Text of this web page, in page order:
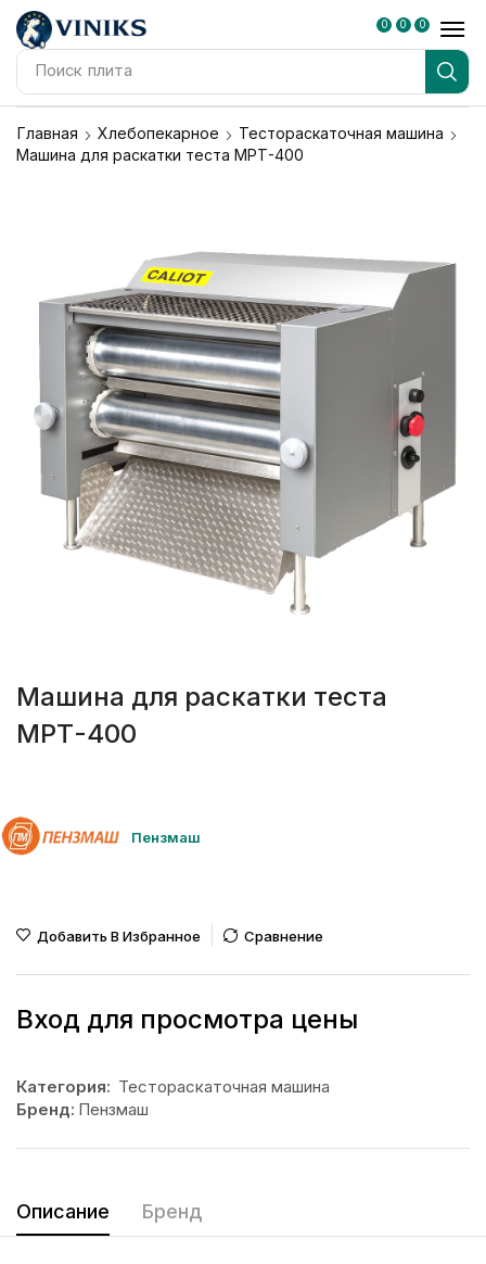
Поиск блендер
0 0 0
Главная Хлебопекарное
Тестораскаточная машина
Машина для раскатки теста МРТ-400
Машина для раскатки теста
МРТ-400
Пензмаш
Добавить В Избранное Сравнение
Вход для просмотра цены
Категория: Тестораскаточная машина
Бренд: Пензмаш
Описание Бренд